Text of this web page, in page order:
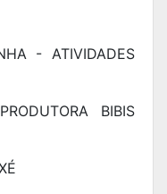
- ATIVIDADES
BIBIS